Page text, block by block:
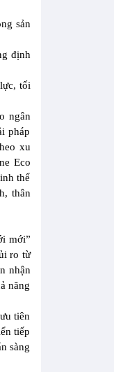
sản
định
tối
ngân
pháp
xu
Eco
thể
thân
mới”
ro từ
nhận
năng
tiên
tiếp
sàng